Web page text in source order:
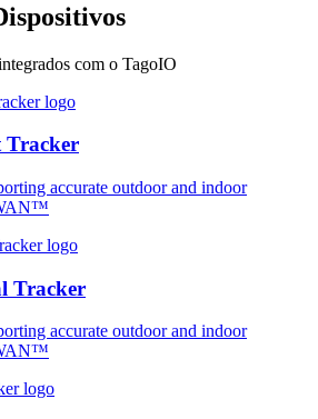
com o TagoIO
Tracker
accurate outdoor and indoor
Tracker
accurate outdoor and indoor